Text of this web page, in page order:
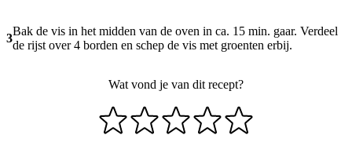
3
Bak de vis in het midden van de oven in ca. 15 min. gaar. Verdeel
de rijst over 4 borden en schep de vis met groenten erbij.
Wat vond je van dit recept?